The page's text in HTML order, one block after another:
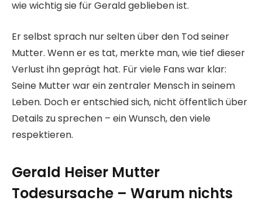
wie wichtig sie für Gerald geblieben ist.
Er selbst sprach nur selten über den Tod seiner
Mutter. Wenn er es tat, merkte man, wie tief dieser
Verlust ihn geprägt hat. Für viele Fans war klar:
Seine Mutter war ein zentraler Mensch in seinem
Leben. Doch er entschied sich, nicht öffentlich über
Details zu sprechen – ein Wunsch, den viele
respektieren.
Gerald Heiser Mutter
Todesursache – Warum nichts